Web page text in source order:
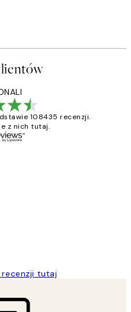
108435 recenzji.
z nich tutaj.
recenzji tutaj